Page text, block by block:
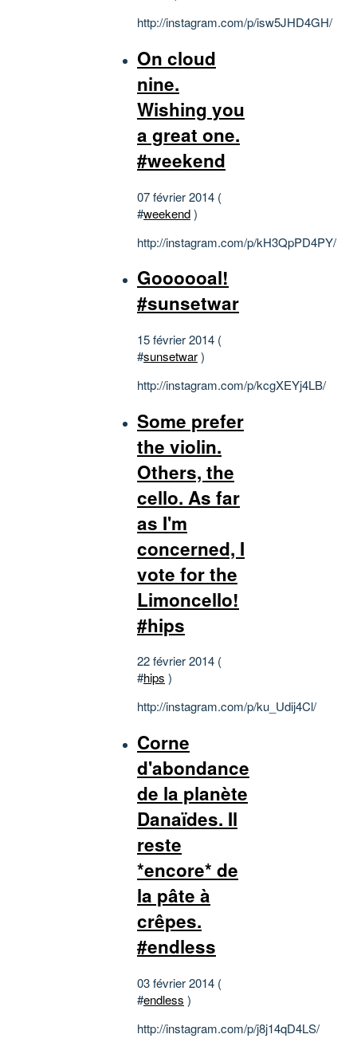
http://instagram.com/p/isw5JHD4GH/
On cloud
nine.
Wishing you
a great one.
#weekend
07 février 2014 (
#weekend)
http://instagram.com/p/kH3QpPD4PY/
Goooooal!
#sunsetwar
15 février 2014 (
#sunsetwar)
http://instagram.com/p/kcgXEYj4LB/
Some prefer
the violin.
Others, the
cello. As far
as I'm
concerned, I
vote for the
Limoncello!
#hips
22 février 2014 (
#hips )
http://instagram.com/p/ku_Udij4Cl/
Corne
d'abondance
de la planète
Danaïdes. Il
reste
*encore* de
la pâte à
crêpes.
#endless
03 février 2014 (
#endless )
http://instagram.com/p/j8j14qD4LS/